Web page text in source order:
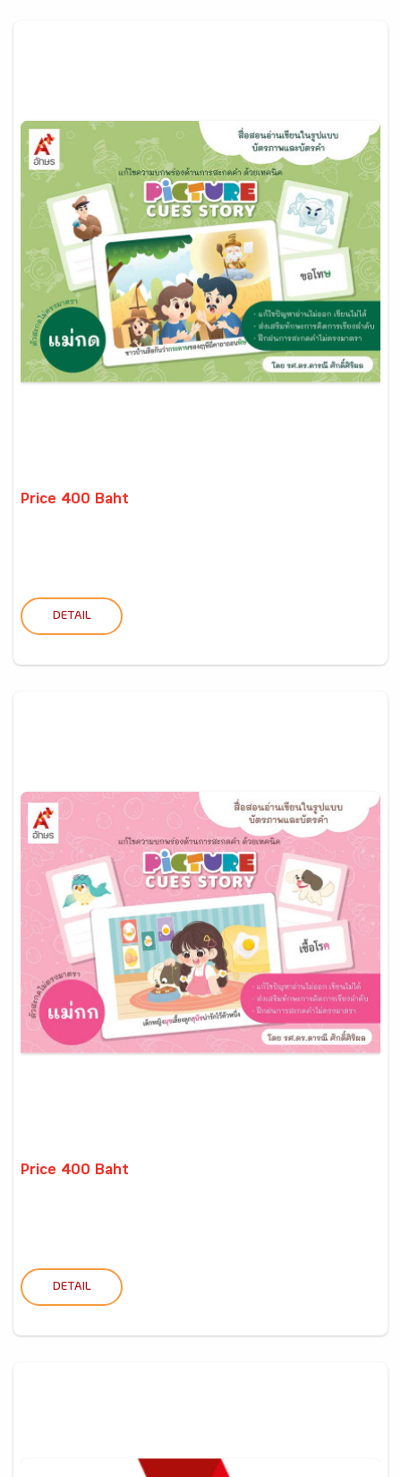
Price 400 Baht
DETAIL
Price 400 Baht
DETAIL